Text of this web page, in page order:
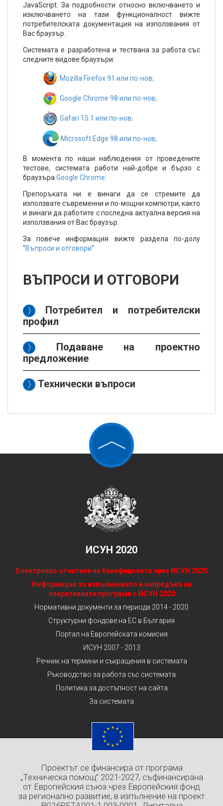
JavaScript. За подробности относно включването и
изключването на тази функционалност вижте
потребителската документация на използвания от
Вас браузър.
Системата е разработена и тествана за работа със
следните видове браузъри:
Mozilla Firefox 91 или по-нов;
Google Chrome 98 или по-нов;
Safari 15.1 или по-нов;
Microsoft Edge 98 или по-нов;
В момента по наши наблюдения от проведените
тестове, системата работи най-добре и бързо с
браузъра Google Chrome
Препоръката ни е винаги да се стремите да
използвате съвременни и по-мощни компютри, както
и винаги да работите с последна актуална версия на
използвания от Вас браузър.
За повече информация вижте раздела по-долу
"Въпроси и отговори"
ВЪПРОСИ И ОТГОВОРИ
Потребител и потребителски
профил
Подаване на проектно
предложение
Технически въпроси
ИСУН 2020
Електронно отчитане на бенефициенти чрез ИСУН 2020
Информация за изпълнението и напредъка на
оперативните програми с ИСУН 2020
Нормативни документи за периода 2014 - 2020
Структурни фондове на ЕС в България
Портал на Европейската комисия
ИСУН 2007 - 2013
Речник на термини и съкращения в системата
Ръководство за работа със системата
Политика за достъпност на сайта
За системата
Проектът се финансира от програма
„Техническа помощ” 2021-2027, съфинансирана
от Европейския съюз чрез Европейския фонд
за регионално развитие, в изпълнение на проект